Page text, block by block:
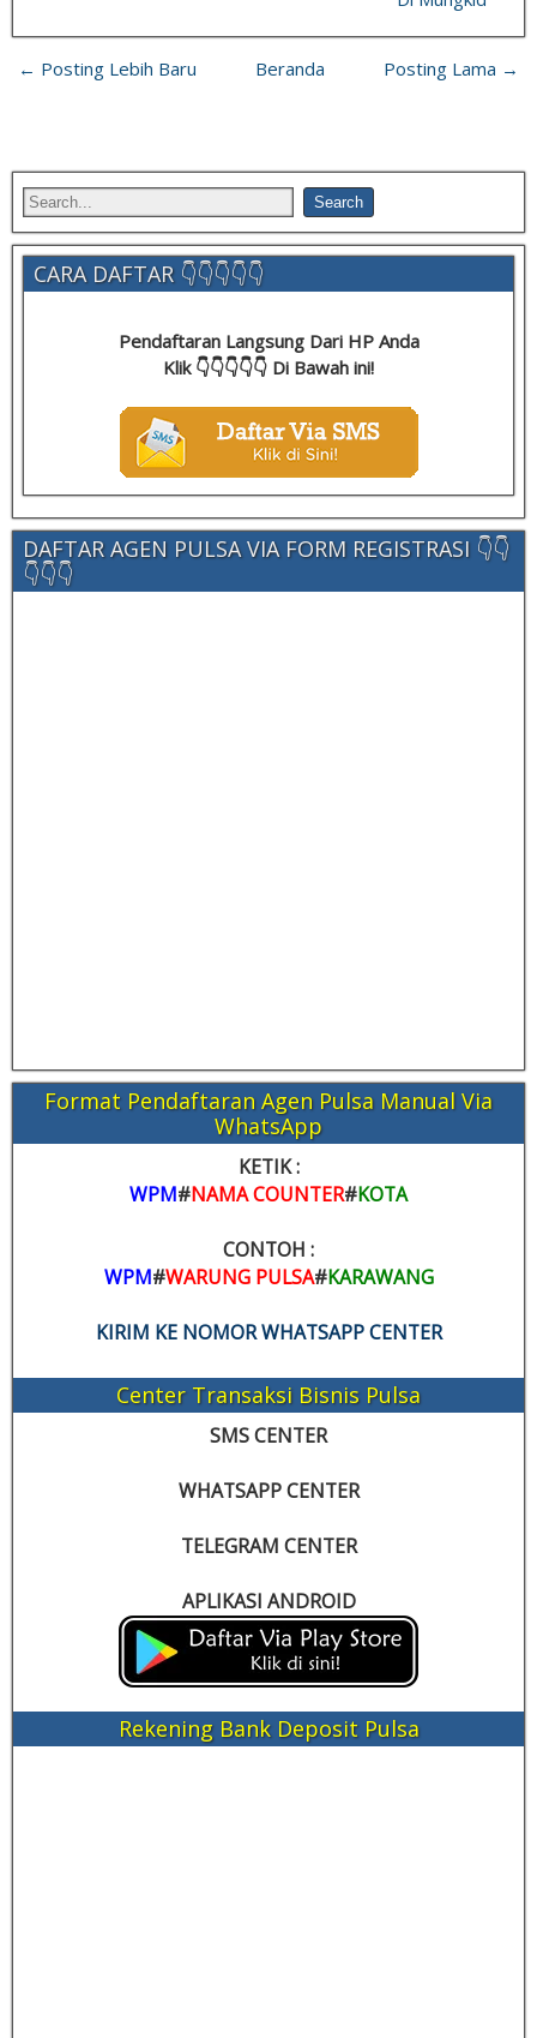
← Posting Lebih Baru Posting Lama →
Beranda
CARA DAFTAR 👇👇👇👇👇
Pendaftaran Langsung Dari HP Anda
Klik 👇👇👇👇👇 Di Bawah ini!
DAFTAR AGEN PULSA VIA FORM REGISTRASI 👇👇
👇👇👇
Format Pendaftaran Agen Pulsa Manual Via
WhatsApp
KETIK :
WPM#NAMA COUNTER#KOTA
CONTOH :
WPM#WARUNG PULSA#KARAWANG
KIRIM KE NOMOR WHATSAPP CENTER
Center Transaksi Bisnis Pulsa
SMS CENTER
WHATSAPP CENTER
TELEGRAM CENTER
APLIKASI ANDROID
Rekening Bank Deposit Pulsa